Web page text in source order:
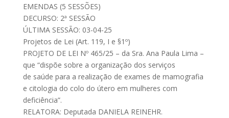
EMENDAS (5 SESSÕES)
DECURSO: 2ª SESSÃO
ÚLTIMA SESSÃO: 03-04-25
Projetos de Lei (Art. 119, I e §1º)
PROJETO DE LEI Nº 465/25 – da Sra. Ana Paula Lima –
que “dispõe sobre a organização dos serviços
de saúde para a realização de exames de mamografia
e citologia do colo do útero em mulheres com
deficiência”.
RELATORA: Deputada DANIELA REINEHR.